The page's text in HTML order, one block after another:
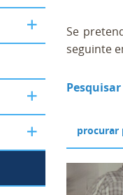
Se
seguinte
Zé da